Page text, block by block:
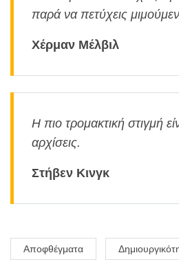
παρά να πετύχεις
Χέρμαν Μέλβιλ
Η πιο τρομακτική στιγμή
αρχίσεις.
Στήβεν Κινγκ
Αποφθέγματα